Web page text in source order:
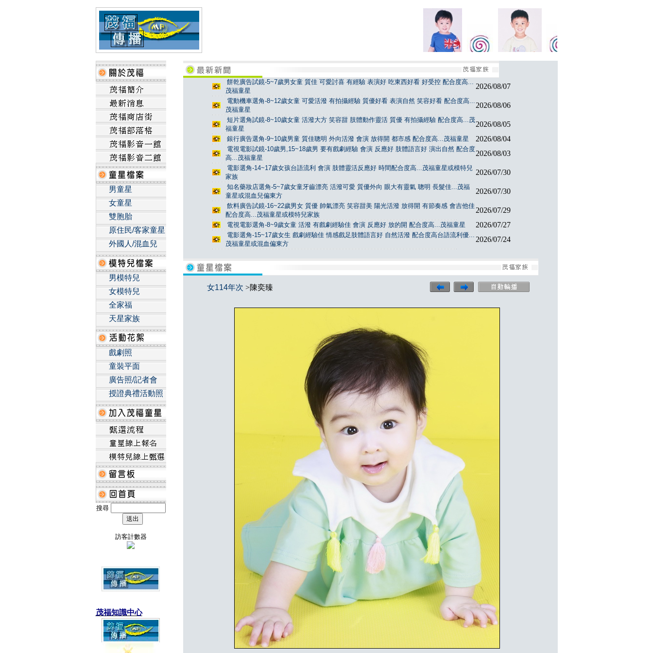
男童星
女童星
雙胞胎
原住民/客家童星
外國人/混血兒
男模特兒
女模特兒
全家福
天星家族
戲劇照
童裝平面
廣告照/記者會
授證典禮活動照
搜尋
訪客計數器
茂福知識中心
餅乾廣告試鏡-5~7歲男女童 質佳 可愛討喜 有經驗 表演好 吃東西好看 好受控 配合度高...
茂福童星
2026/08/07
電動機車選角-8~12歲女童 可愛活潑 有拍攝經驗 質優好看 表演自然 笑容好看 配合度高...
茂福童星
2026/08/06
短片選角試鏡-8~10歲女童 活潑大方 笑容甜 肢體動作靈活 質優 有拍攝經驗 配合度高...茂
福童星
2026/08/05
銀行廣告選角-9~10歲男童 質佳聰明 外向活潑 會演 放得開 都市感 配合度高...茂福童星 2026/08/04
電視電影試鏡-10歲男,15~18歲男 要有戲劇經驗 會演 反應好 肢體語言好 演出自然 配合度
高...茂福童星
2026/08/03
電影選角-14~17歲女孩台語流利 會演 肢體靈活反應好 時間配合度高...茂福童星或模特兒
家族
2026/07/30
知名藥妝店選角-5~7歲女童牙齒漂亮 活潑可愛 質優外向 眼大有靈氣 聰明 長髮佳...茂福
童星或混血兒偏東方
2026/07/30
飲料廣告試鏡-16~22歲男女 質優 帥氣漂亮 笑容甜美 陽光活潑 放得開 有節奏感 會吉他佳
配合度高...茂福童星或模特兒家族
2026/07/29
電視電影選角-8~9歲女童 活潑 有戲劇經驗佳 會演 反應好 放的開 配合度高...茂福童星 2026/07/27
電影選角-15~17歲女生 戲劇經驗佳 情感戲足肢體語言好 自然活潑 配合度高台語流利優...
茂福童星或混血偏東方
2026/07/24
女114年次 >陳奕臻